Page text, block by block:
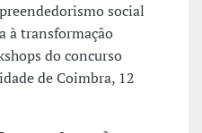
social
à transformação
do concurso
de Coimbra, 12